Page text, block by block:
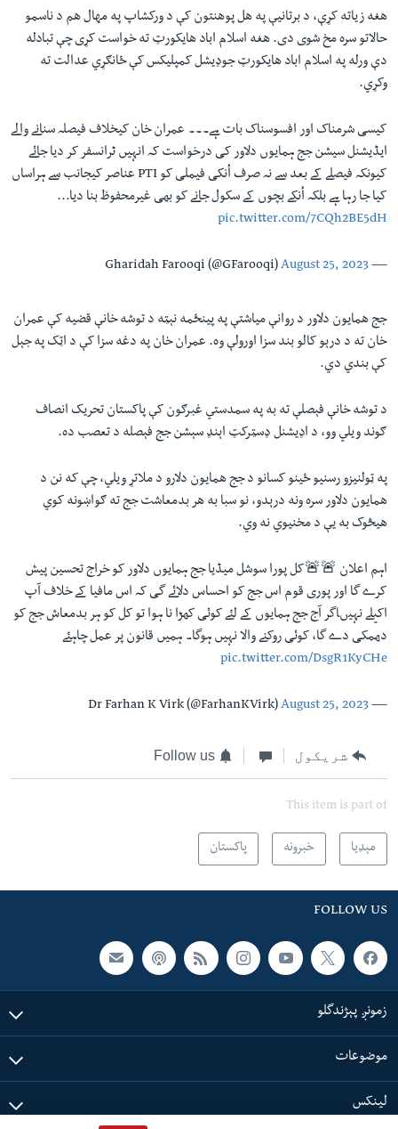
هغه زياته کړې، د برتانيې په هل پوهنتون کې د ورکشاپ په مهال هم د ناسمو
حالاتو سره مخ شوی دی. هغه اسلام اباد هايکورټ ته خواست کړی چې تبادله
دې ورله په اسلام اباد هايکورټ جوډيشل کمپليکس کې ځانګړي عدالت ته
وکړي.
کیسی شرمناک اور افسوسناک بات ہے۔۔۔ عمران خان کیخلاف فیصلہ سنانے والے
ایڈیشنل سیشن جج ہمایوں دلاور کی درخواست کہ انہیں ٹرانسفر کر دیا جائے
کیونکہ فیصلے کے بعد سے نہ صرف اُنکی فیملی کو PTI عناصر کیجانب سے ہراساں
کیا جا رہا ہے بلکہ اُنکے بچوں کے سکول جانے کو بھی غیرمحفوظ بنا دیا…
pic.twitter.com/7CQh2BE5dH
— Gharidah Farooqi (@GFarooqi)
August 25, 2023
جج همايون دلاور د روانې مياشتې په پينځمه نېټه د توشه خانې قضيه کې عمران
خان ته د درېو کالو بند سزا اورولې وه. عمران خان په دغه سزا کې د اټک په جېل
کې بندي دي.
د توشه خانې فېصلې ته به په سمدستي غبرګون کې پاکستان تحريک انصاف
ګوند ويلي وو، د اډيشنل ډسټرکټ اېنډ سېشن جج فېصله د تعصب ده.
په ټولنيزو رسنیو ځينو کسانو د جج همايون دلارو د ملاتړ ويلي، چې که نن د
همايون دلاور سره ونه درېدو، نو سبا به هر بدمعاشت جج ته ګواښونه کوي
هيڅوک به یې د مخنيوي نه وي.
اہم اعلان 🚨🚨کل پورا سوشل میڈیا جج ہمایوں دلاور کو خراج تحسین پیش
کرے گا اور پوری قوم اس جج کو احساس دلائے گی کہ اس مافیا کے خلاف آپ
اکیلے نہیںاگر آج جج ہمایوں کے لئے کوئی کھڑا نا ہوا تو کل کو ہر بدمعاش جج کو
دھمکی دے گا، کوئی روکنے والا نہیں ہوگا۔ ہمیں قانون پر عمل چاہئے
pic.twitter.com/DsgR1KyCHe
— Dr Farhan K Virk (@FarhanKVirk)
August 25, 2023
شریکول Follow us
This item is part of
مېډیا خبرونه پاکستان
FOLLOW US
زمونږ پېژندگلو
موضوعات
لینکس